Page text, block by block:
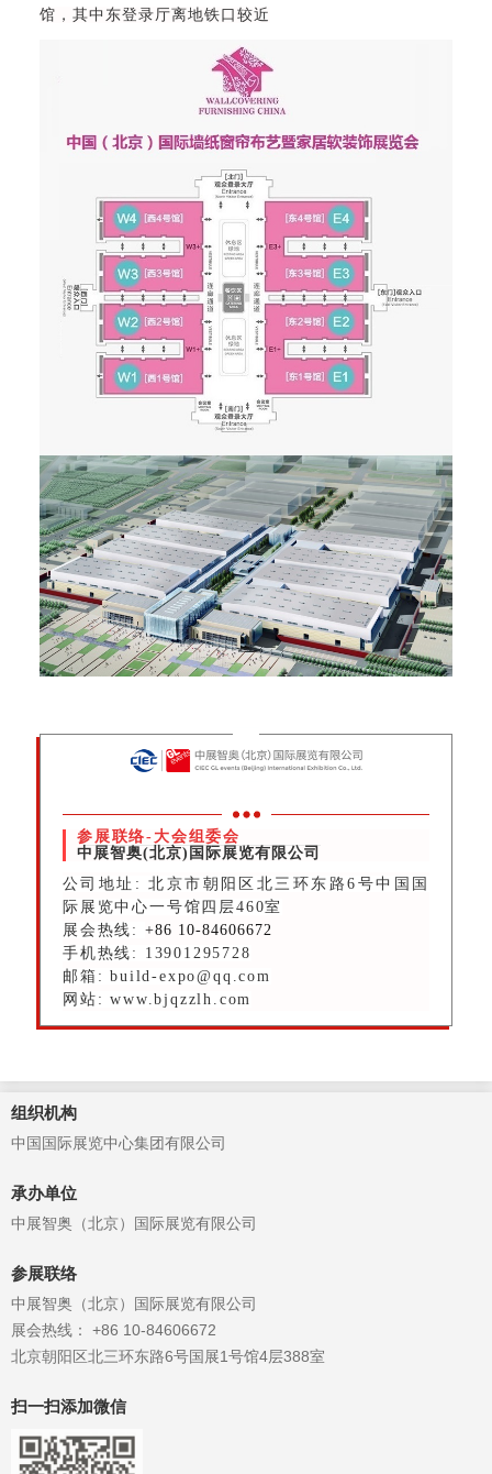
馆，其中东登录厅离地铁口较近
参展联络-大会组委会
中展智奥(北京)国际展览有限公司
公司地址: 北京市朝阳区北三环东路6号中国国
际展览中心一号馆四层460室
展会热线: +86 10-84606672
手机热线: 13901295728
邮箱: build-expo@qq.com
网站: www.bjqzzlh.com
组织机构
中国国际展览中心集团有限公司
承办单位
中展智奥（北京）国际展览有限公司
参展联络
中展智奥（北京）国际展览有限公司
展会热线： +86 10-84606672
北京朝阳区北三环东路6号国展1号馆4层388室
扫一扫添加微信